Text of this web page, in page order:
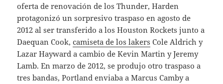
oferta de renovación de los Thunder, Harden
protagonizó un sorpresivo traspaso en agosto de
2012 al ser transferido a los Houston Rockets junto a
Daequan Cook,camiseta de los lakers Cole Aldrich y
Lazar Hayward a cambio de Kevin Martin y Jeremy
Lamb. En marzo de 2012, se produjo otro traspaso a
tres bandas, Portland enviaba a Marcus Camby a